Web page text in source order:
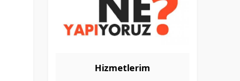
Hizmetlerim